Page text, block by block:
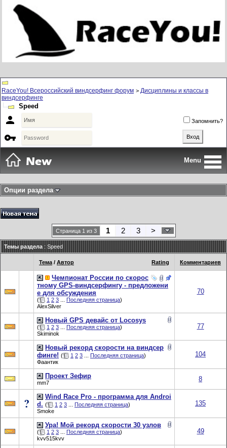
RaceYou! Всероссийский виндсерфинг форум > Дисциплины и классы в
виндсерфинге
Speed
 Запомнить?

Menu
Опции раздела
Страница 1 из 3 1 2 3 >
Темы раздела : Speed
Rating
Тема / Автор Комментариев
Чемпионат России по скорос
тному GPS-виндсерфингу - предложени
е для обсуждения
( 1 2 3 Последняя страница)
AlexSilver
70
Новый GPS девайс от Locosys
( 1 2 3 Последняя страница)
Skiminok
77
Новый рекорд скорости на виндсер
финге! ( 1 2 3 Последняя страница)
Фаантик
104
Проект Зефир
mm7 8
Wind Race Pro - программа для Androi
d. ( 1 2 3 Последняя страница)
Smoke
135
Ура! Мой рекорд скорости 30 узлов
( 1 2 3 Последняя страница)
kvv515kvv
49